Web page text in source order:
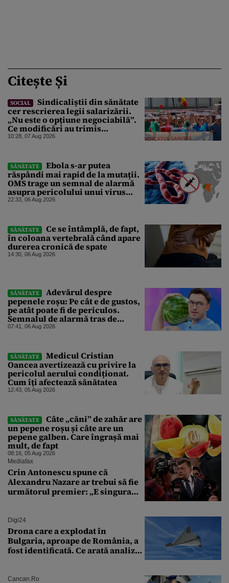
Citește Și
SOCIAL
Sindicaliștii din sănătate
cer rescrierea legii salarizării.
„Nu este o opțiune negociabilă”.
Ce modificări au trimis
Guvernului Bolojan
10:28, 07 Aug 2026
SĂNĂTATE
Ebola s-ar putea
răspândi mai rapid de la mutații.
OMS trage un semnal de alarmă
asupra pericolului unui virus
pentru care nu există vaccin
22:33, 06 Aug 2026
SĂNĂTATE
Ce se întâmplă, de fapt,
în coloana vertebrală când apare
durerea cronică de spate
14:30, 06 Aug 2026
SĂNĂTATE
Adevărul despre
pepenele roșu: Pe cât e de gustos,
pe atât poate fi de periculos.
Semnalul de alarmă tras de
doctorul Mihail Pautov
07:41, 06 Aug 2026
SĂNĂTATE
Medicul Cristian
Oancea avertizează cu privire la
pericolul aerului condiționat.
Cum îți afectează sănătatea
12:43, 05 Aug 2026
SĂNĂTATE
Câte „căni” de zahăr are
un pepene roșu și câte are un
pepene galben. Care îngrașă mai
mult, de fapt
08:16, 05 Aug 2026
Mediafax
Crin Antonescu spune că
Alexandru Nazare ar trebui să fie
următorul premier: „E singura
Digi24
Drona care a explodat în
Bulgaria, aproape de România, a
fost identificată. Ce arată analiza
Cancan.ro